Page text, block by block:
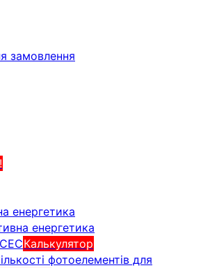
замовлення
енергетика
енергетика
Калькулятор
фотоелементів для